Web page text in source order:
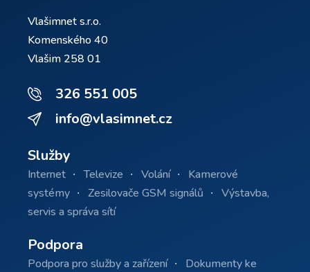
Vlašimnet s.r.o.
Komenského 40
Vlašim 258 01
326 551 005
info@vlasimnet.cz
Služby
Internet Televize Volání
Kamerové
systémy
Zesilovače GSM signálů
Výstavba,
servis a správa sítí
Podpora
Podpora pro služby a zařízení
Dokumenty ke